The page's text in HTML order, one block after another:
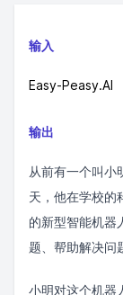
输入
Easy-Peasy.AI
输出
从前有一个叫小
天，他在学校的
的新型智能机器
题、帮助解决问
小明对这个机器